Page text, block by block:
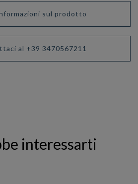
sul prodotto
al +39 3470567211
interessarti